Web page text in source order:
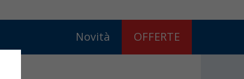
Novità OFFERTE